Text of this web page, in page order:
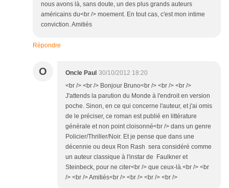
nous avons là, sans doute, un des plus grands auteurs
américains du<br /> moement. En tout cas, c'est mon intime
conviction. Amitiés
Répondre
O Oncle Paul 30/10/2012 18:20
<br /> <br /> Bonjour Bruno<br /> <br /> <br />
J'attends la parution du Monde à l'endroit en version
poche. Sinon, en ce qui concerne l'auteur, et j'ai omis
de le préciser, ce roman est publié en littérature
générale et non point cloisonné<br /> dans un genre
Policier/Thriller/Noir. Et je pense que dans une
décennie ou deux Ron Rash sera considéré comme
un auteur classique à l'instar de Faulkner et
Steinbeck, pour ne citer<br /> que ceux-là.<br /> <br
/> <br /> Amitiés<br /> <br /> <br /> <br />